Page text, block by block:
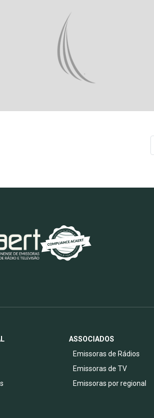
ASSOCIADOS
Emissoras de Rádios
Emissoras de TV
Emissoras por regional